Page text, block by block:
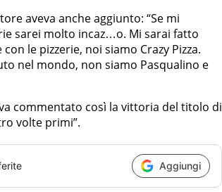
aveva anche aggiunto: “Se mi
sarei molto incaz…o. Mi sarai fatto
le pizzerie, noi siamo Crazy Pizza.
nel mondo, non siamo Pasqualino e
commentato così la vittoria del titolo di
volte primi”.
Aggiungi